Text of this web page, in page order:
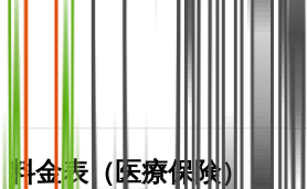
料金表（医療保険）